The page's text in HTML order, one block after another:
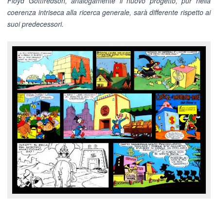
coerenza intriseca alla ricerca generale, sarà differente rispetto ai
suoi predecessori.